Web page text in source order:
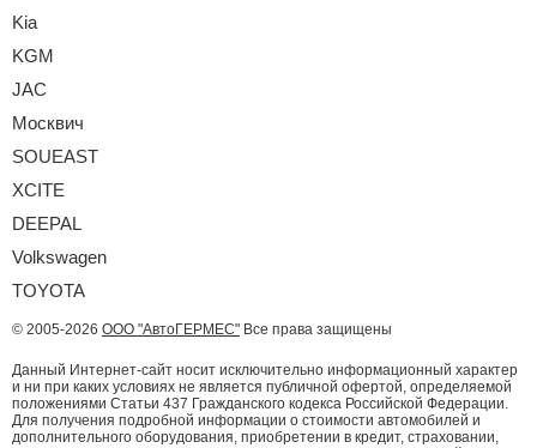
Kia
KGM
JAC
Москвич
SOUEAST
XCITE
DEEPAL
Volkswagen
TOYOTA
© 2005-2026 ООО "АвтоГЕРМЕС" Все права защищены
Данный Интернет-сайт носит исключительно информационный характер
и ни при каких условиях не является публичной офертой, определяемой
положениями Статьи 437 Гражданского кодекса Российской Федерации.
Для получения подробной информации о стоимости автомобилей и
дополнительного оборудования, приобретении в кредит, страховании,